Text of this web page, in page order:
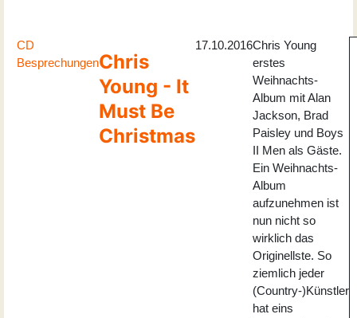
CD
BesprechungenChris
Young - It
Must Be
Christmas
17.10.2016Chris Young
erstes
Weihnachts-
Album mit Alan
Jackson, Brad
Paisley und Boys
II Men als Gäste.
Ein Weihnachts-
Album
aufzunehmen ist
nun nicht so
wirklich das
Originellste. So
ziemlich jeder
(Country-)Künstler
hat eins